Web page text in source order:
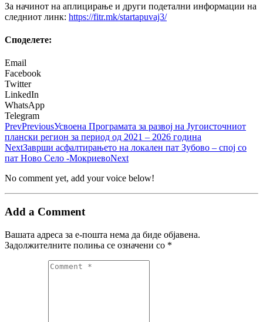
За начинот на аплицирање и други подетални информации на
следниот линк: https://fitr.mk/startapuvaj3/
Споделeте:
Email
Facebook
Twitter
LinkedIn
WhatsApp
Telegram
PrevPreviousУсвоена Програмата за развој на Југоисточниот
плански регион за период од 2021 – 2026 година
NextЗаврши асфалтирањето на локален пат Зубово – спој со
пат Ново Село -МокриевоNext
No comment yet, add your voice below!
Add a Comment
Вашата адреса за е-пошта нема да биде објавена.
Задолжителните полиња се означени со *